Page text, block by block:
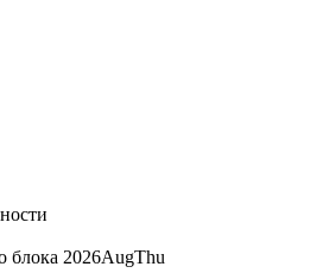
блока 2026AugThu